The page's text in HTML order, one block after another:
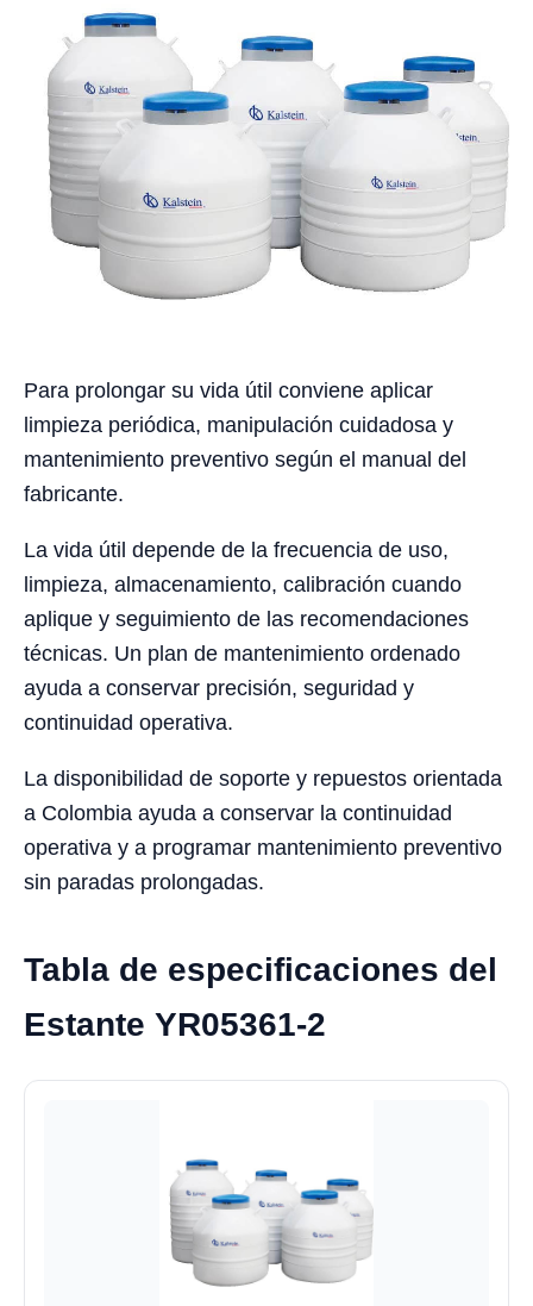
Para prolongar su vida útil conviene aplicar
limpieza periódica, manipulación cuidadosa y
mantenimiento preventivo según el manual del
fabricante.
La vida útil depende de la frecuencia de uso,
limpieza, almacenamiento, calibración cuando
aplique y seguimiento de las recomendaciones
técnicas. Un plan de mantenimiento ordenado
ayuda a conservar precisión, seguridad y
continuidad operativa.
La disponibilidad de soporte y repuestos orientada
a Colombia ayuda a conservar la continuidad
operativa y a programar mantenimiento preventivo
sin paradas prolongadas.
Tabla de especificaciones del
Estante YR05361-2